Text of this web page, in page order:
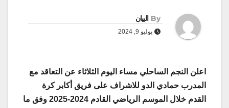
By البيان
يوليو 9, 2024
اعلن النجم الساحلي مساء اليوم الثلاثاء عن التعاقد مع
المدرب حمادي الدو للاشراف على فريق أكابر كرة
القدم خلال الموسم الرياضي القادم 2024-2025 وفق ما